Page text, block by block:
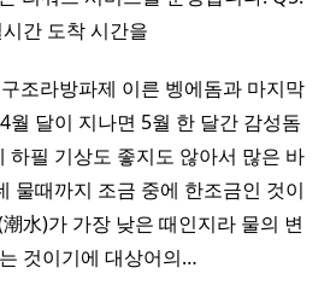
간 도착 시간을
조라방파제 이른 벵에돔과 마지막
월 달이 지나면 5월 한 달간 감성돔
하필 기상도 좋지도 않아서 많은 바
물때까지 조금 중에 한조금인 것이
水)가 가장 낮은 때인지라 물의 변
것이기에 대상어의…